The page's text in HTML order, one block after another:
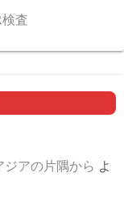
検査
アの片隅から よ